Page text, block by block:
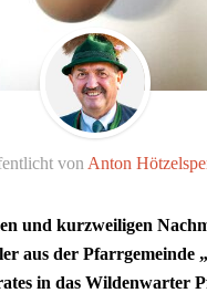
von Anton
und kurzweiligen
aus der Pfarrgemeinde
in das Wildenwarter